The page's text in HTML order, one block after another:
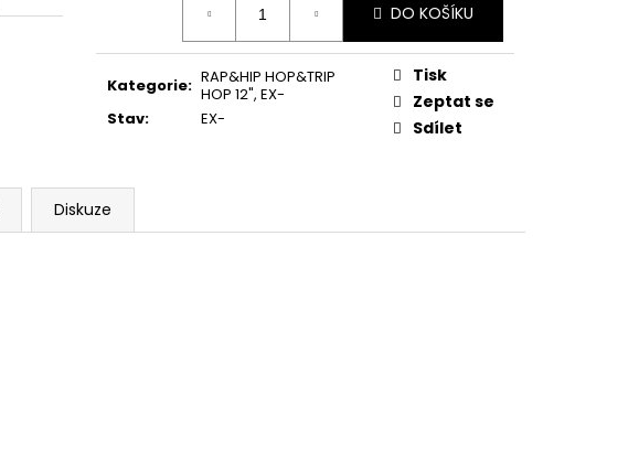
DO KOŠÍKU
Kategorie: RAP&HIP HOP&TRIP
HOP 12", EX-
Stav: EX-
Tisk
Zeptat se
Sdílet
Diskuze